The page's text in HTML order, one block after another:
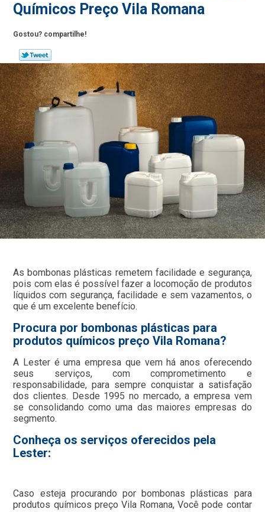
Químicos Preço Vila Romana
Gostou? compartilhe!
As bombonas plásticas remetem facilidade e segurança,
pois com elas é possível fazer a locomoção de produtos
líquidos com segurança, facilidade e sem vazamentos, o
que é um excelente benefício.
Procura por bombonas plásticas para
produtos químicos preço Vila Romana?
A Lester é uma empresa que vem há anos oferecendo
seus serviços, com comprometimento e
responsabilidade, para sempre conquistar a satisfação
dos clientes. Desde 1995 no mercado, a empresa vem
se consolidando como uma das maiores empresas do
segmento.
Conheça os serviços oferecidos pela
Lester:
Caso esteja procurando por bombonas plásticas para
produtos químicos preço Vila Romana, Você pode contar